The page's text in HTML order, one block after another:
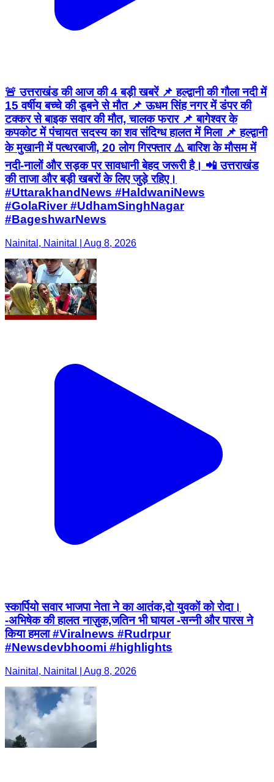
🚨 उत्तराखंड की आज की 4 बड़ी खबरें 📌 हल्द्वानी की गौला नदी में
15 वर्षीय बच्चे की डूबने से मौत 📌 ऊधम सिंह नगर में डंपर की
टक्कर से बाइक सवार की मौत, चालक फरार 📌 बागेश्वर के
कपकोट में पंचायत सदस्य का शव संदिग्ध हालत में मिला 📌 हल्द्वानी
के मुखानी में पत्थरबाजी, 20 लोग गिरफ्तार ⚠️ बारिश के मौसम में
नदी-नालों और सड़क पर सावधानी बेहद जरूरी है। 📲 उत्तराखंड
की ताजा और बड़ी खबरों के लिए जुड़े रहिए।
#UttarakhandNews #HaldwaniNews
#GolaRiver #UdhamSinghNagar
#BageshwarNews
Nainital, Nainital | Aug 8, 2026
स्कार्पियो सवार भाजपा नेता ने का आतंक,दो युवकों को रोदा।
-अभिषेक की हालत नाज़ुक,जतिन भी घायल -सन्नी और पारस ने
किया हमला #Viralnews #Rudrpur
#Newsdevbhoomi #highlights
Nainital, Nainital | Aug 8, 2026